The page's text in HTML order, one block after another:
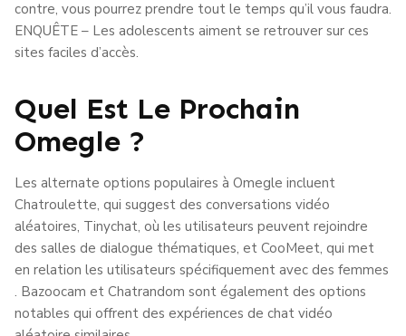
contre, vous pourrez prendre tout le temps qu’il vous faudra.
ENQUÊTE – Les adolescents aiment se retrouver sur ces
sites faciles d’accès.
Quel Est Le Prochain
Omegle ?
Les alternate options populaires à Omegle incluent
Chatroulette, qui suggest des conversations vidéo
aléatoires, Tinychat, où les utilisateurs peuvent rejoindre
des salles de dialogue thématiques, et CooMeet, qui met
en relation les utilisateurs spécifiquement avec des femmes
. Bazoocam et Chatrandom sont également des options
notables qui offrent des expériences de chat vidéo